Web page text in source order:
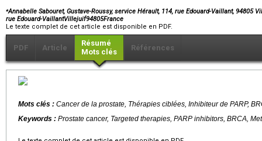
⁎Annabelle Sabouret, Gustave-Roussy, service Hérault, 114, rue Edouard-Vaillant, 94805
rue Edouard-VaillantVillejuif94805France
Le texte complet de cet article est disponible en PDF.
PDF Article
Résumé
Mots clés
Références
Mots clés : Cancer de la prostate, Thérapies ciblées, Inhibiteur de PARP,
Keywords : Prostate cancer, Targeted therapies, PARP inhibitors, BRCA,